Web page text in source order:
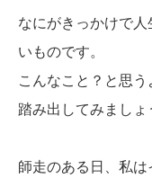
なにがきっかけで
いものです。
こんなこと？と思
踏み出してみましょ
師走のある日、私